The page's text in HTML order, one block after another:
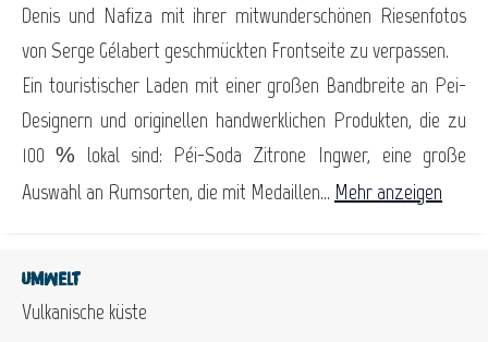
Denis und Nafiza mit ihrer mitwunderschönen Riesenfotos
von Serge Gélabert geschmückten Frontseite zu verpassen.
Ein touristischer Laden mit einer großen Bandbreite an Pei-
Designern und originellen handwerklichen Produkten, die zu
100 % lokal sind: Péi-Soda Zitrone Ingwer, eine große
Auswahl an Rumsorten, die mit Medaillen... Mehr anzeigen
Umwelt
Vulkanische küste